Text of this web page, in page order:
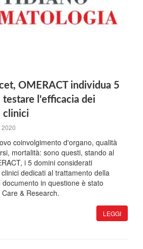
OMERACT individua 5
testare l'efficacia dei
clinici
coinvolgimento d'organo, qualità
mortalità: sono questi, stando al
i 5 domini considerati
dedicati al trattamento della
in questione è stato
& Research.
LEGGI